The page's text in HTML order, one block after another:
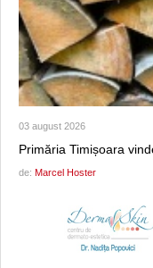
03 august 2026
Primăria Timișoara
de: Marcel Hoster